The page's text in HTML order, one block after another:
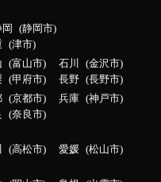
静岡市
津市
富山市 石川
金沢市
甲府市 長野 長野市
京都市 兵庫
神戸市
奈良市
高松市 愛媛
松山市